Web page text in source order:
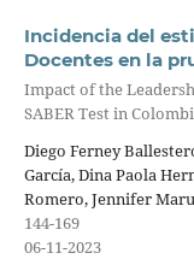
Incidencia del
Docentes en la
Impact of the
SABER Test in
Diego Ferney
García, Dina Paola
Romero, Jennifer
144-169
06-11-2023